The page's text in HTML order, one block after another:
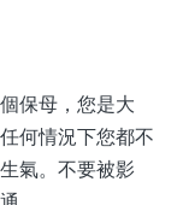
保母，您是大
何情況下您都不
氣。不要被影